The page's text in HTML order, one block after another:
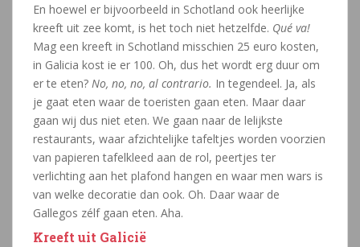
En hoewel er bijvoorbeeld in Schotland ook heerlijke
kreeft uit zee komt, is het toch niet hetzelfde. Qué va!
Mag een kreeft in Schotland misschien 25 euro kosten,
in Galicia kost ie er 100. Oh, dus het wordt erg duur om
er te eten? No, no, no, al contrario. In tegendeel. Ja, als
je gaat eten waar de toeristen gaan eten. Maar daar
gaan wij dus niet eten. We gaan naar de lelijkste
restaurants, waar afzichtelijke tafeltjes worden voorzien
van papieren tafelkleed aan de rol, peertjes ter
verlichting aan het plafond hangen en waar men wars is
van welke decoratie dan ook. Oh. Daar waar de
Gallegos zélf gaan eten. Aha.
Kreeft uit Galicië